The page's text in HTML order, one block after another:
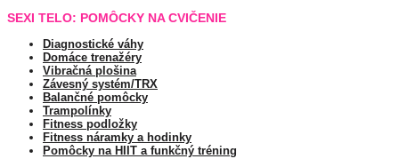
SEXI TELO: POMÔCKY NA CVIČENIE
Diagnostické váhy
Domáce trenažéry
Vibračná plošina
Závesný systém/TRX
Balančné pomôcky
Trampolínky
Fitness podložky
Fitness náramky a hodinky
Pomôcky na HIIT a funkčný tréning